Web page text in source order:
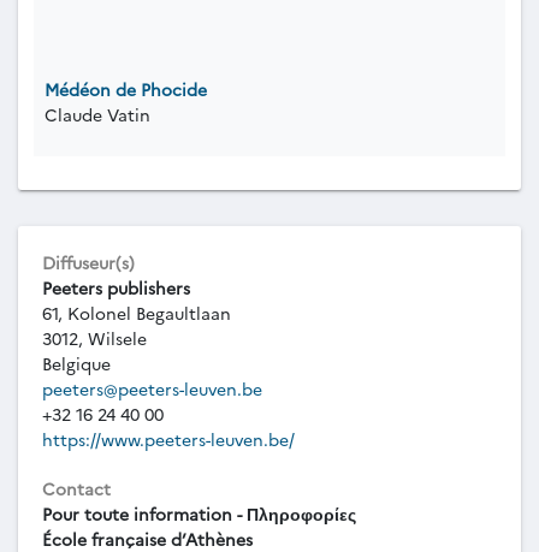
Médéon de Phocide
Claude Vatin
Diffuseur(s)
Peeters publishers
61, Kolonel Begaultlaan
3012, Wilsele
Belgique
peeters@peeters-leuven.be
+32 16 24 40 00
https://www.peeters-leuven.be/
Contact
Pour toute information - Πληροφορίες
École française d’Athènes